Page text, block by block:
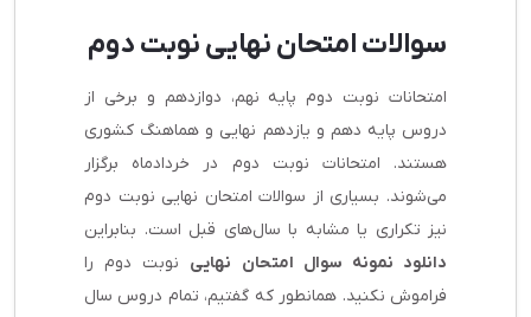
سوالات امتحان نهایی نوبت دوم
امتحانات نوبت دوم پایه‌ نهم، دوازدهم و برخی از
دروس پایه دهم و یازدهم نهایی و هماهنگ کشوری
هستند. امتحانات نوبت دوم در خردادماه برگزار
می‌شوند. بسیاری از سوالات امتحان نهایی نوبت دوم
نیز تکراری یا مشابه با سال‌های قبل است. بنابراین
دانلود نمونه سوال امتحان نهایی نوبت دوم را
فراموش نکنید. همانطور که گفتیم، تمام دروس سال